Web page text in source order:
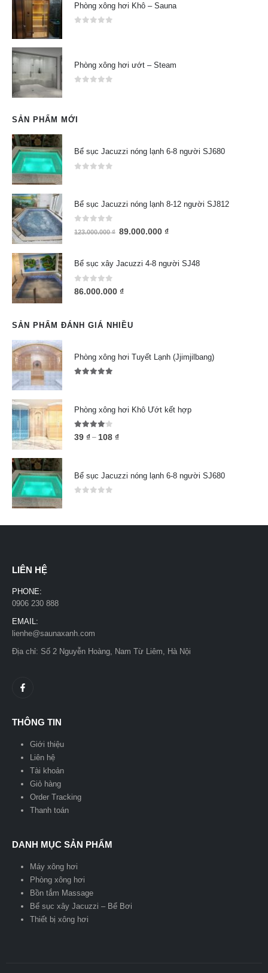
Phòng xông hơi Khô – Sauna
Phòng xông hơi ướt – Steam
SẢN PHẨM MỚI
Bể sục Jacuzzi nóng lạnh 6-8 người SJ680
Bể sục Jacuzzi nóng lạnh 8-12 người SJ812
out of 5
123.000.000₫ 89.000.000 ₫
Bể sục xây Jacuzzi 4-8 người SJ48
0 out of 5
86.000.000 ₫
SẢN PHẨM ĐÁNH GIÁ NHIỀU
Phòng xông hơi Tuyết Lạnh (Jjimjilbang)
Phòng xông hơi Khô Ướt kết hợp
4.00 out of 5
39 ₫ – 108 ₫
Bể sục Jacuzzi nóng lạnh 6-8 người SJ680
LIÊN HỆ
PHONE:
0906 230 888
EMAIL:
lienhe@saunaxanh.com
Địa chỉ: Số 2 Nguyễn Hoàng, Nam Từ Liêm, Hà Nội
THÔNG TIN
Giới thiệu
Liên hệ
Tài khoản
Giỏ hàng
Order Tracking
Thanh toán
DANH MỤC SẢN PHẨM
Máy xông hơi
Phòng xông hơi
Bồn tắm Massage
Bể sục xây Jacuzzi – Bể Bơi
Thiết bị xông hơi